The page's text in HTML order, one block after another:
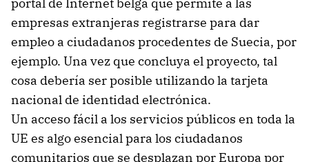
empresas extranjeras registrarse para dar
empleo a ciudadanos procedentes de Suecia, por
ejemplo. Una vez que concluya el proyecto, tal
cosa debería ser posible utilizando la tarjeta
nacional de identidad electrónica.
Un acceso fácil a los servicios públicos en toda la
UE es algo esencial para los ciudadanos
comunitarios que se desplazan por Europa por